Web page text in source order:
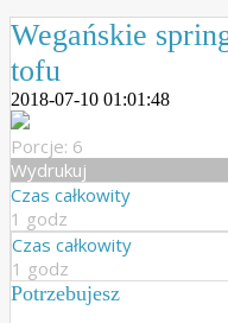
Wegańskie
tofu
2018-07-10 01:01:48
Porcje: 6
Wydrukuj
Czas całkowity
1 godz
Czas całkowity
1 godz
Potrzebujesz